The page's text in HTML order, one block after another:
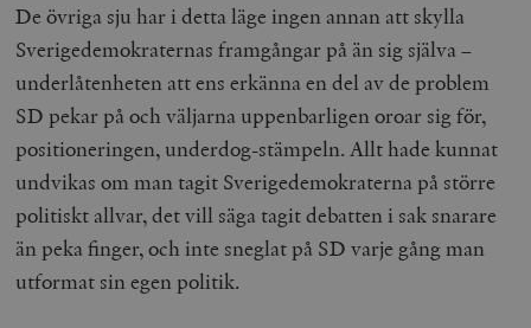
De övriga sju har i detta läge ingen annan att skylla
Sverigedemokraternas framgångar på än sig själva –
underlåtenheten att ens erkänna en del av de problem
SD pekar på och väljarna uppenbarligen oroar sig för,
positioneringen, underdog-stämpeln. Allt hade kunnat
undvikas om man tagit Sverigedemokraterna på större
politiskt allvar, det vill säga tagit debatten i sak snarare
än peka finger, och inte sneglat på SD varje gång man
utformat sin egen politik.